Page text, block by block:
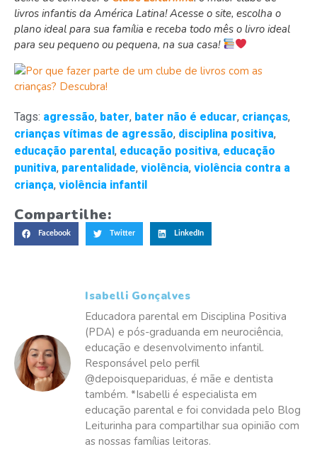
livros infantis da América Latina! Acesse o site, escolha o
plano ideal para sua família e receba todo mês o livro ideal
para seu pequeno ou pequena, na sua casa!
Tags: agressão, bater, bater não é educar, crianças,
crianças vítimas de agressão, disciplina positiva,
educação parental, educação positiva, educação
punitiva, parentalidade, violência, violência contra a
criança, violência infantil
Compartilhe:
Facebook Twitter LinkedIn
Isabelli Gonçalves
Educadora parental em Disciplina Positiva
(PDA) e pós-graduanda em neurociência,
educação e desenvolvimento infantil.
Responsável pelo perfil
@depoisquepariduas, é mãe e dentista
também. *Isabelli é especialista em
educação parental e foi convidada pelo Blog
Leiturinha para compartilhar sua opinião com
as nossas famílias leitoras.